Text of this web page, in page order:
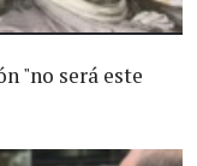
"no será este